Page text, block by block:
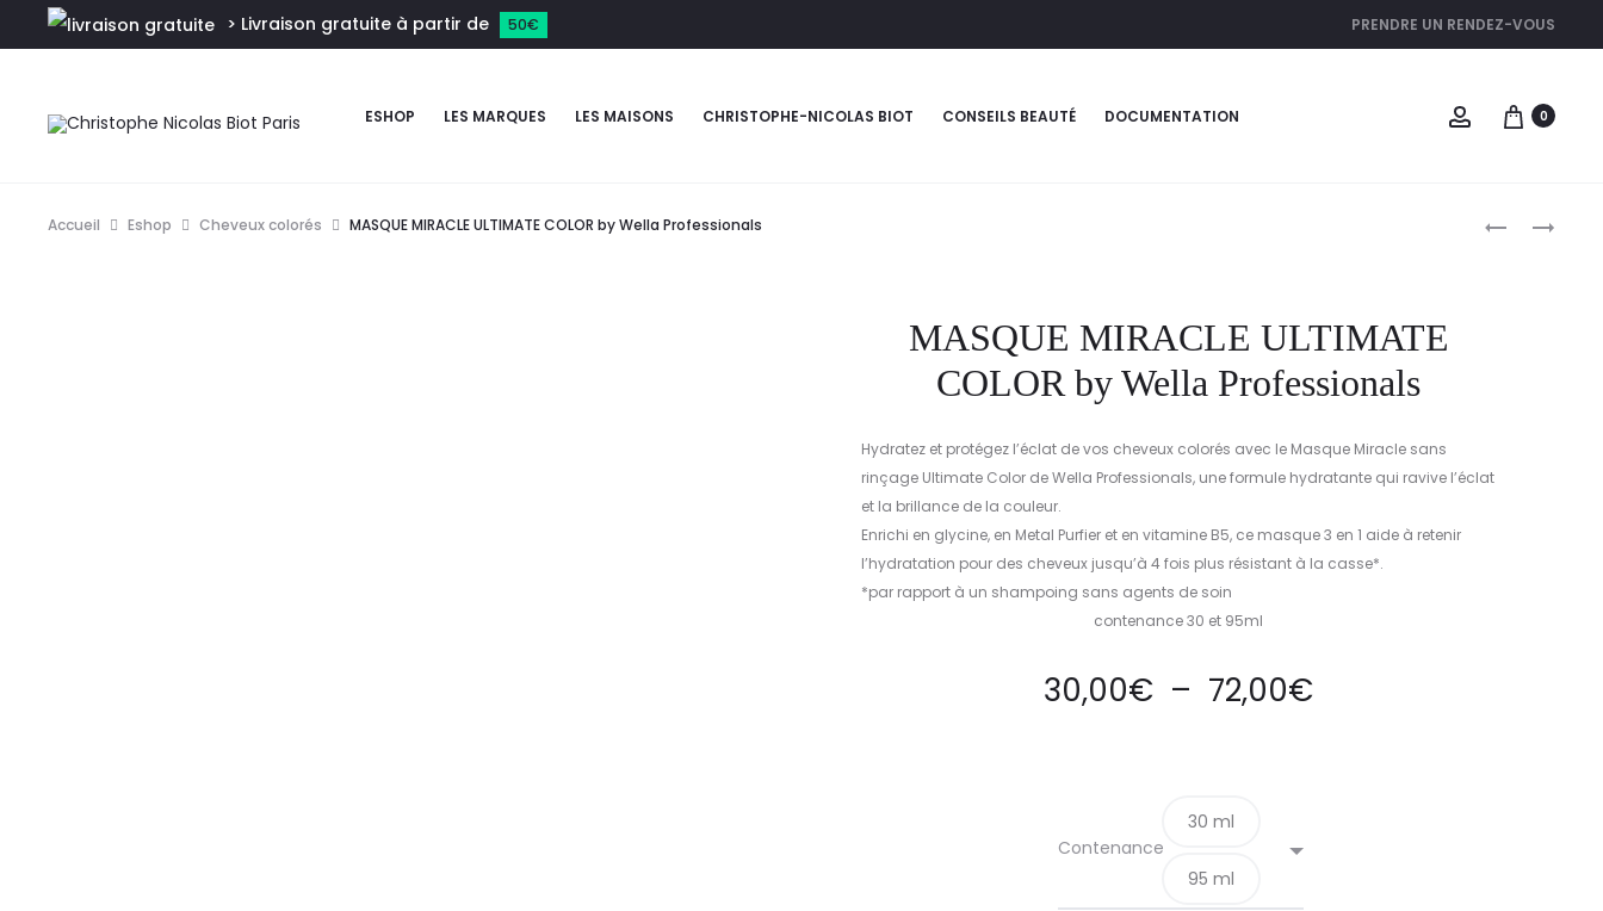
> Livraison gratuite à partir de 50€ PRENDRE UN RENDEZ-VOUS
ESHOP LES MARQUES LES MAISONS CHRISTOPHE-NICOLAS BIOT CONSEILS BEAUTÉ DOCUMENTATION 0
Accueil Eshop Cheveux colorés MASQUE MIRACLE ULTIMATE COLOR by Wella Professionals
MASQUE MIRACLE ULTIMATE
COLOR by Wella Professionals
Hydratez et protégez l’éclat de vos cheveux colorés avec le Masque Miracle sans
rinçage Ultimate Color de Wella Professionals, une formule hydratante qui ravive l’éclat
et la brillance de la couleur.
Enrichi en glycine, en Metal Purfier et en vitamine B5, ce masque 3 en 1 aide à retenir
l’hydratation pour des cheveux jusqu’à 4 fois plus résistant à la casse*.
*par rapport à un shampoing sans agents de soin
contenance 30 et 95ml
30,00€ – 72,00€
Contenance
30 ml
95 ml